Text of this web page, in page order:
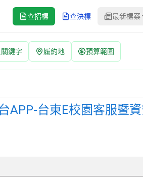
查招標 查決標 最新標案
關鍵字 履約地 預算範圍
客服暨資安委外資訊服務 招標公告 |
公開取得報價單或企劃書 | 決標方
APP-台東E校園客服暨